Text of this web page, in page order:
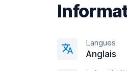
Langues
Anglais